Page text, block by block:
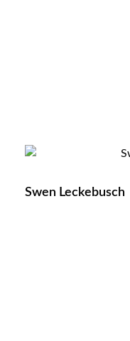
Swen Leckebusch